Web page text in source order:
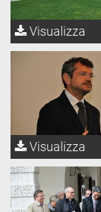
Visualizza
Visualizza